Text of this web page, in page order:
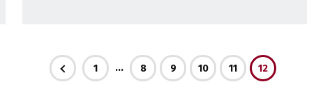
1 ... 8 9 10 11 12